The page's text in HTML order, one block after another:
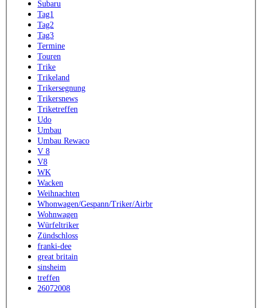
Subaru
Tag1
Tag2
Tag3
Termine
Touren
Trike
Trikeland
Trikersegnung
Trikersnews
Triketreffen
Udo
Umbau
Umbau Rewaco
V 8
V8
WK
Wacken
Weihnachten
Whonwagen/Gespann/Triker/Airbr
Wohnwagen
Würfeltriker
Zündschloss
franki-dee
great britain
sinsheim
treffen
26072008